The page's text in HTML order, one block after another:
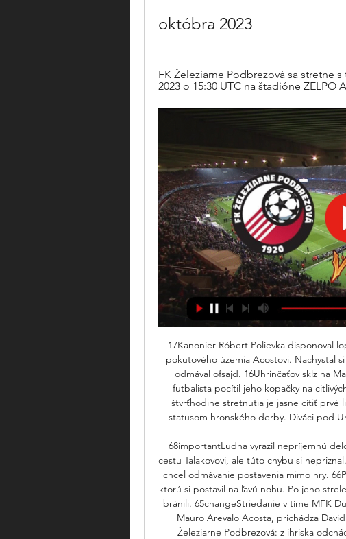
októbra 2023
FK Železiarne Podbrezová sa stretne
2023 o 15:30 UTC na štadióne ZELPO
17Kanonier Róbert Polievka disponoval
pokutového územia Acostovi. Nachystal
odmával ofsajd. 16Uhrinčaťov sklz na
futbalista pocítil jeho kopačky na
štvrťhodine stretnutia je jasne cítiť prvé
statusom hronského derby. Diváci pod
68importantLudha vyrazil nepríjemnú
cestu Talakovovi, ale túto chybu si
chcel odmávanie postavenia mimo hry.
ktorú si postavil na ľavú nohu. Po jeho
bránili. 65changeStriedanie v tíme MFK
Mauro Arevalo Acosta, prichádza
Železiarne Podbrezová: z ihriska